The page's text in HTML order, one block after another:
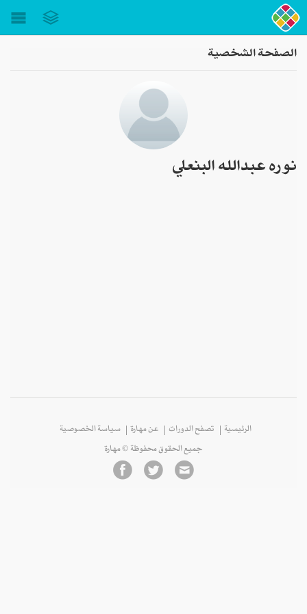
الصفحة الشخصية
نوره عبدالله البنعلي
الرئيسية تصفح الدورات عن مهارة سياسة الخصوصية
جميع الحقوق محفوظة © مهارة